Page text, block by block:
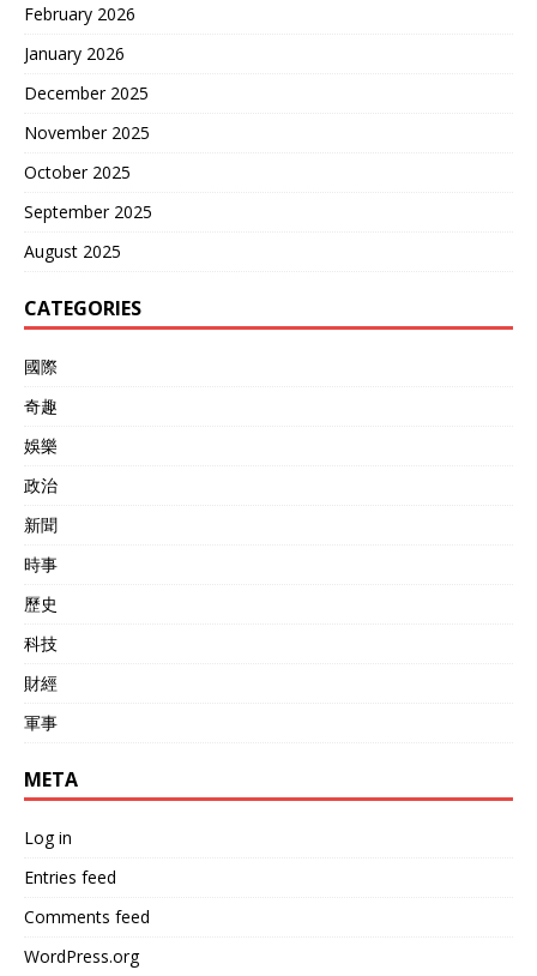
February 2026
January 2026
December 2025
November 2025
October 2025
September 2025
August 2025
CATEGORIES
國際
奇趣
娛樂
政治
新聞
時事
歷史
科技
財經
軍事
META
Log in
Entries feed
Comments feed
WordPress.org